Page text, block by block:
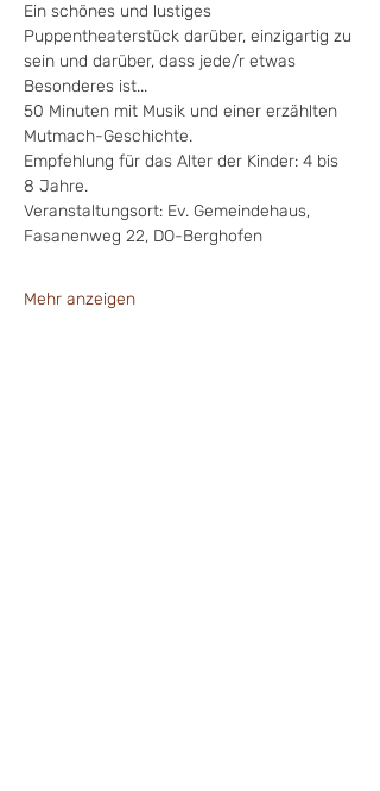
Ein schönes und lustiges
Puppentheaterstück darüber, einzigartig zu
sein und darüber, dass jede/r etwas
Besonderes ist...
50 Minuten mit Musik und einer erzählten
Mutmach-Geschichte.
Empfehlung für das Alter der Kinder: 4 bis
8 Jahre.
Veranstaltungsort: Ev. Gemeindehaus,
Fasanenweg 22, DO-Berghofen
Mehr anzeigen